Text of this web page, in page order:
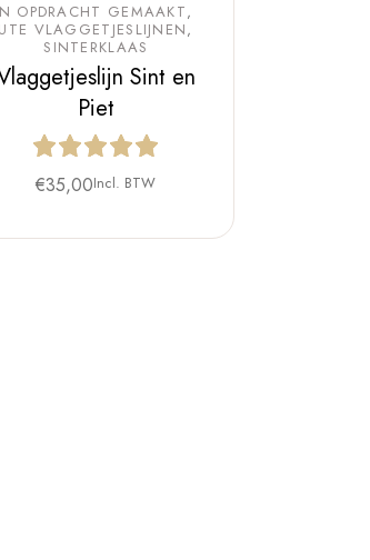
OPDRACHT GEMAAKT
VLAGGETJESLIJNEN
SINTERKLAAS
Sint en
Piet
€35,00Incl. BTW